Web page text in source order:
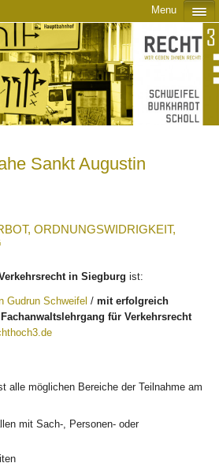
Menu
Sankt Augustin
ORDNUNGSWIDRIGKEIT, U
in Siegburg ist:
Gudrun Schweifel / mit erfolgreich
für Verkehrsrecht
alle möglichen Bereiche der Teilnahme am
mit Sach-, Personen- oder